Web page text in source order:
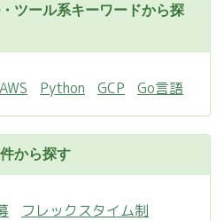
ツール系キーワードから探
AWS Python GCP Go言語
から探す
フレックスタイム制